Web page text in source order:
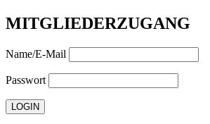
MITGLIEDERZUGANG
Name/E-Mail
Passwort